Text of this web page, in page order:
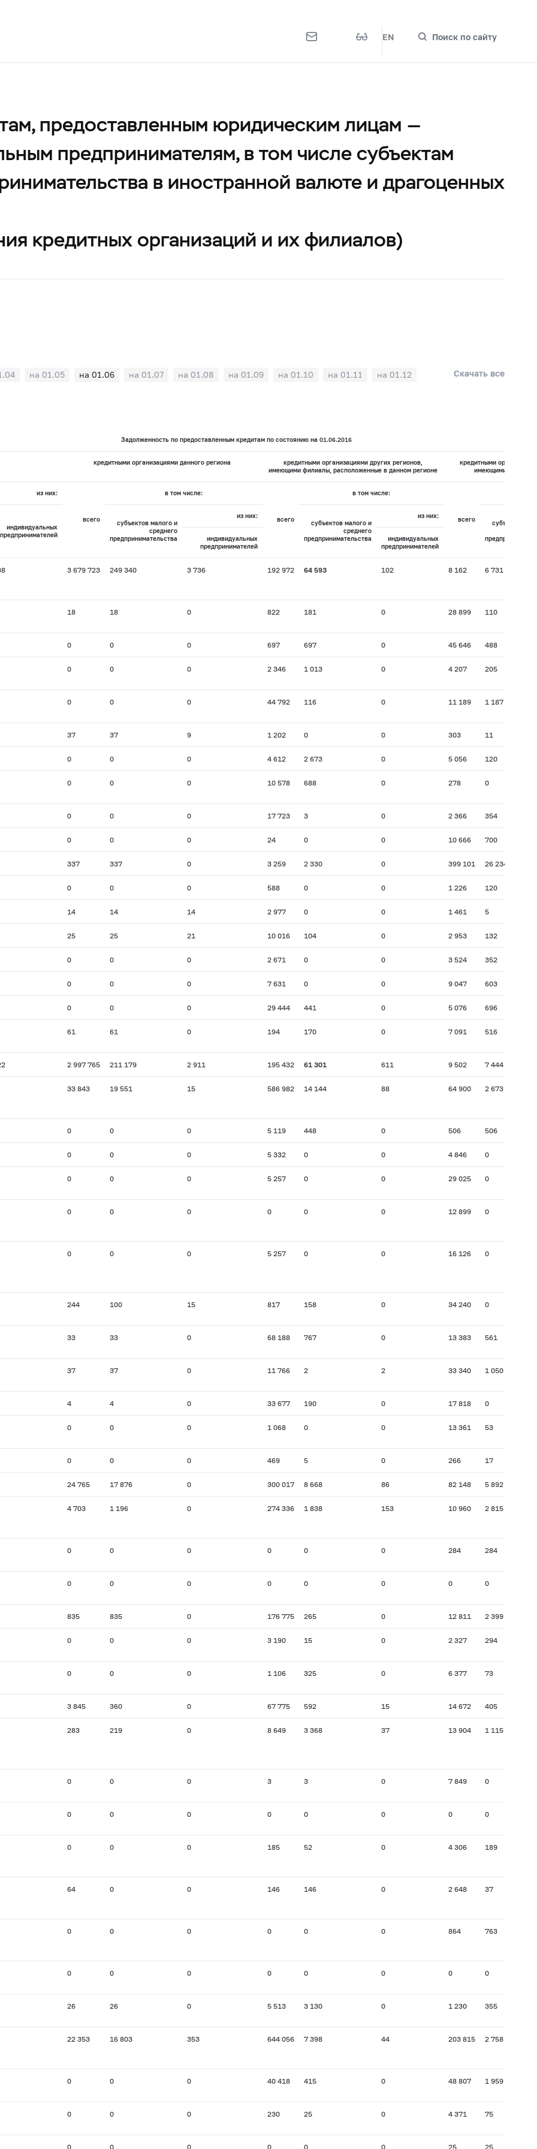
EN Поиск по сайту
предоставленным юридическим лицам —
предпринимателям, в том числе субъектам
в иностранной валюте и драгоценных
кредитных организаций и их филиалов)
на 01.05 на 01.06 на 01.07 на 01.08 на 01.09 на 01.10 на 01.11 на 01.12 Скачать все
Задолженность по предоставленным кредитам по состоянию на 01.06.2016
кредитными организациями данного региона
кредитными организациями других регионов,
имеющими филиалы, расположенные в данном регионе
кредитными
имеющими
из них:
всего
в том числе:
всего
в том числе:
всего
индивидуальных
предпринимателей
субъектов малого и
среднего
предпринимательства
из них:
субъектов малого и
среднего
предпринимательства
из них:
субъектов
индивидуальных
предпринимателей
индивидуальных
предпринимателей
3 679 723 249 340 3 736 192 972 64 593 102 8 162 6 731
18 18 0 822 181 0 28 899 110
0 0 0 697 697 0 45 646 488
0 0 0 2 346 1 013 0 4 207 205
0 0 0 44 792 116 0 11 189 1 187
37 37 9 1 202 0 0 303 11
0 0 0 4 612 2 673 0 5 056 120
0 0 0 10 578 688 0 278 0
0 0 0 17 723 3 0 2 366 354
0 0 0 24 0 0 10 666 700
337 337 0 3 259 2 330 0 399 101 26 234
0 0 0 588 0 0 1 226 120
14 14 14 2 977 0 0 1 461 5
25 25 21 10 016 104 0 2 953 132
0 0 0 2 671 0 0 3 524 352
0 0 0 7 631 0 0 9 047 603
0 0 0 29 444 441 0 5 076 696
61 61 0 194 170 0 7 091 516
2 997 765 211 179 2 911 195 432 61 301 611 9 502 7 444
33 843 19 551 15 586 982 14 144 88 64 900 2 673
0 0 0 5 119 448 0 506 506
0 0 0 5 332 0 0 4 846 0
0 0 0 5 257 0 0 29 025 0
0 0 0 0 0 0 12 899 0
0 0 0 5 257 0 0 16 126 0
244 100 15 817 158 0 34 240 0
33 33 0 68 188 767 0 13 383 561
37 37 0 11 766 2 2 33 340 1 050
4 4 0 33 677 190 0 17 818 0
0 0 0 1 068 0 0 13 361 53
0 0 0 469 5 0 266 17
24 765 17 876 0 300 017 8 668 86 82 148 5 892
4 703 1 196 0 274 336 1 838 153 10 960 2 815
0 0 0 0 0 0 284 284
0 0 0 0 0 0 0 0
835 835 0 176 775 265 0 12 811 2 399
0 0 0 3 190 15 0 2 327 294
0 0 0 1 106 325 0 6 377 73
3 845 360 0 67 775 592 15 14 672 405
283 219 0 8 649 3 368 37 13 904 1 115
0 0 0 3 3 0 7 849 0
0 0 0 0 0 0 0 0
0 0 0 185 52 0 4 306 189
64 0 0 146 146 0 2 648 37
0 0 0 0 0 0 864 763
0 0 0 0 0 0 0 0
26 26 0 5 513 3 130 0 1 230 355
22 353 16 803 353 644 056 7 398 44 203 815 2 758
0 0 0 40 418 415 0 48 807 1 959
0 0 0 230 25 0 4 371 75
0 0 0 0 0 0 25 25